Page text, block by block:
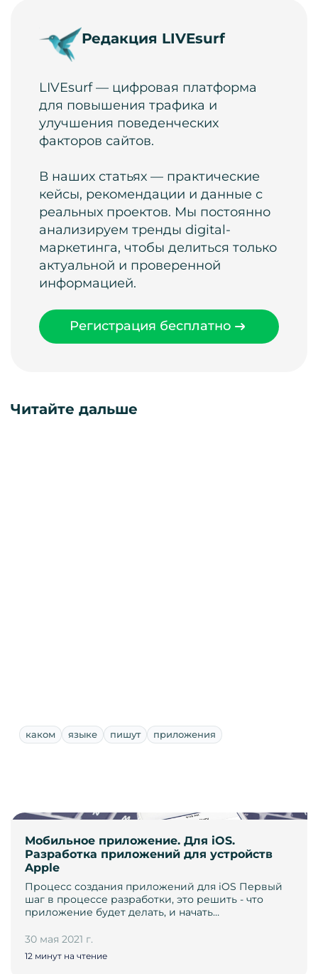
Редакция LIVEsurf
LIVEsurf — цифровая платформа
для повышения трафика и
улучшения поведенческих
факторов сайтов.
В наших статьях — практические
кейсы, рекомендации и данные с
реальных проектов. Мы постоянно
анализируем тренды digital-
маркетинга, чтобы делиться только
актуальной и проверенной
информацией.
Регистрация бесплатно
Читайте дальше
каком языке пишут приложения
Мобильное приложение. Для iOS.
Разработка приложений для устройств
Apple
Процесс создания приложений для iOS Первый
шаг в процессе разработки, это решить - что
приложение будет делать, и начать…
30 мая 2021 г.
12 минут на чтение